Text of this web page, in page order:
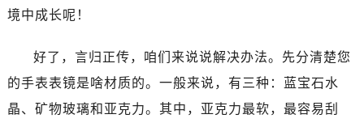
境中成长呢！
好了，言归正传，咱们来说说解决办法。先分清楚您
的手表表镜是啥材质的。一般来说，有三种：蓝宝石水
晶、矿物玻璃和亚克力。其中，亚克力最软，最容易刮